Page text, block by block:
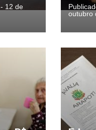
- 12 de
outubro